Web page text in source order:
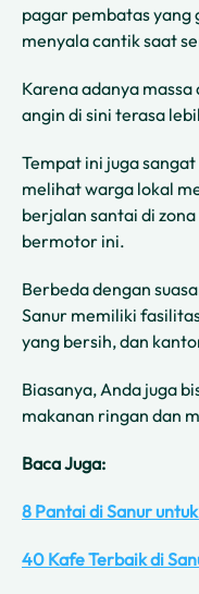
pagar pembatas yang
menyala cantik saat
Karena adanya
angin di sini terasa
Tempat ini juga
melihat warga lokal
berjalan santai di
bermotor ini.
Berbeda dengan
Sanur memiliki
yang bersih, dan
Biasanya, Anda juga
makanan ringan dan
Baca Juga:
8 Pantai di Sanur
40 Kafe Terbaik di